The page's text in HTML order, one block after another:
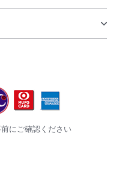
にご確認ください